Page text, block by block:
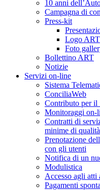
10 anni
Campagna di
Press-kit
Logo ART
Foto
Bollettino ART
Notizie
Servizi on-line
Sistema
ConciliaWeb
Contributo per il
Monitoraggi on-
Contratti di
minime di qualità
Prenotazione
con gli utenti
Notifica di un
Modulistica
Accesso agli atti
Pagamenti